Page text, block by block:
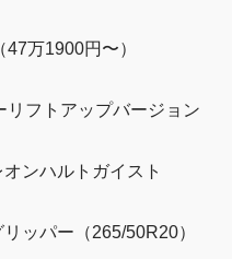
万1900円〜）
フトアップバージョン
ンハルトガイスト
ッパー（265/50R20）